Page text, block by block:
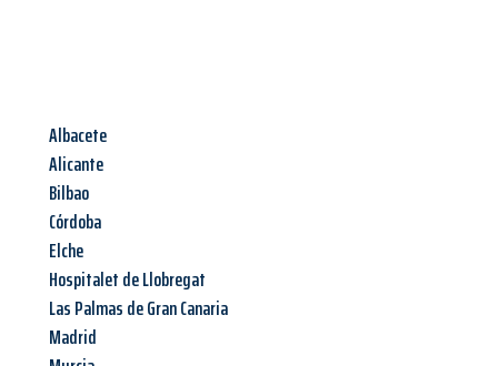
Albacete
Alicante
Bilbao
Córdoba
Elche
Hospitalet de Llobregat
Las Palmas de Gran Canaria
Madrid